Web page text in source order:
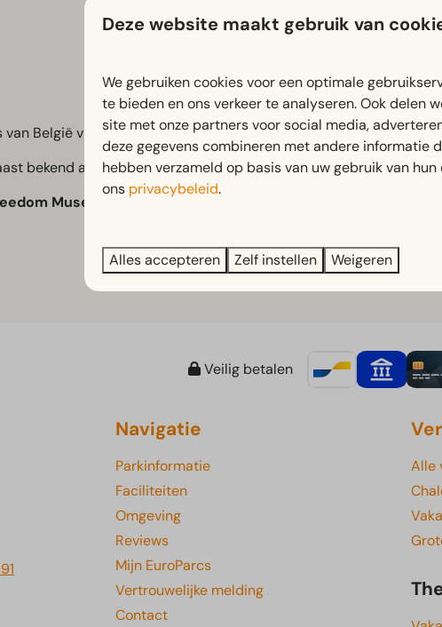
België vind je eenkilometerslang zandstrand, ideaal om te
bekend als eenluxe bestemmingmet stijlvolle winkels,
Museum , waar je meer leert over de indrukwekkende
Veilig betalen
Navigatie
Parkinformatie
Faciliteiten
Omgeving
Reviews
Mijn EuroParcs
Vertrouwelijke melding
Contact
Alle
Deze website maakt gebruik van
We gebruiken cookies voor een optimale
te bieden en ons verkeer te analyseren. Ook delen
site met onze partners voor social media,
deze gegevens combineren met andere informatie
hebben verzameld op basis van uw gebruik van
ons privacybeleid.
Alles accepteren Zelf instellen Weigeren